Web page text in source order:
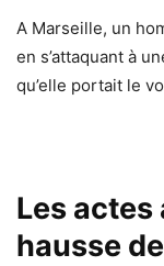
A Marseille, un
en s’attaquant à
qu’elle portait le
Les
hausse